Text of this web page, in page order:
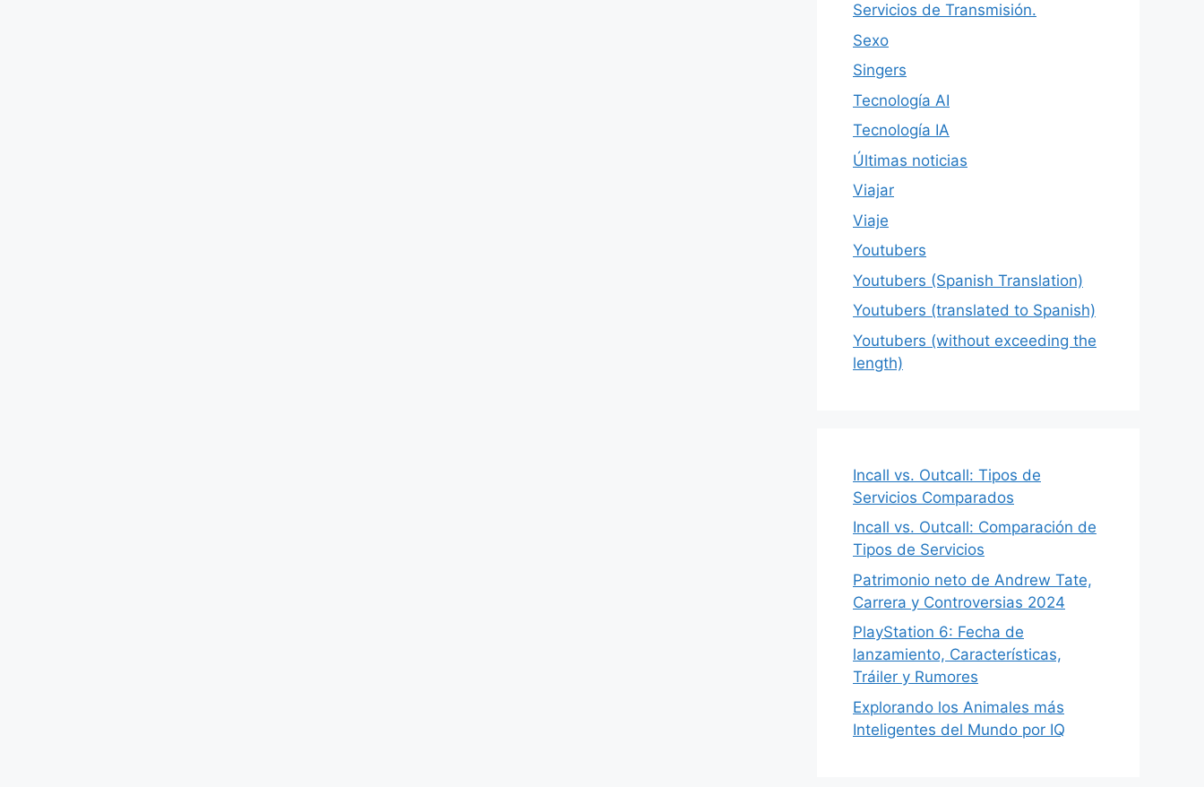
Servicios de Transmisión.
Sexo
Singers
Tecnología AI
Tecnología IA
Últimas noticias
Viajar
Viaje
Youtubers
Youtubers (Spanish Translation)
Youtubers (translated to Spanish)
Youtubers (without exceeding the
length)
Incall vs. Outcall: Tipos de
Servicios Comparados
Incall vs. Outcall: Comparación de
Tipos de Servicios
Patrimonio neto de Andrew Tate,
Carrera y Controversias 2024
PlayStation 6: Fecha de
lanzamiento, Características,
Tráiler y Rumores
Explorando los Animales más
Inteligentes del Mundo por IQ